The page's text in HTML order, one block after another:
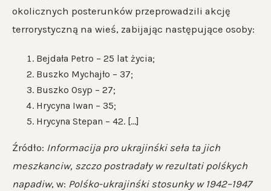
okolicznych posterunków przeprowadzili akcję
terrorystyczną na wieś, zabijając następujące osoby:
Bejdała Petro – 25 lat życia;
Buszko Mychajło – 37;
Buszko Osyp – 27;
Hrycyna Iwan – 35;
Hrycyna Stepan – 42. […]
Źródło: Informacija pro ukrajinśki seła ta jich
meszkanciw, szczo postradały w rezultati polśkych
napadiw, w: Polśko-ukrajinśki stosunky w 1942–1947